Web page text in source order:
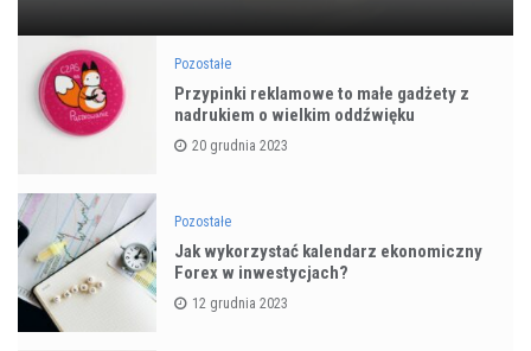
Pozostałe
Przypinki reklamowe to małe gadżety z
nadrukiem o wielkim oddźwięku
20 grudnia 2023
Pozostałe
Jak wykorzystać kalendarz ekonomiczny
Forex w inwestycjach?
12 grudnia 2023